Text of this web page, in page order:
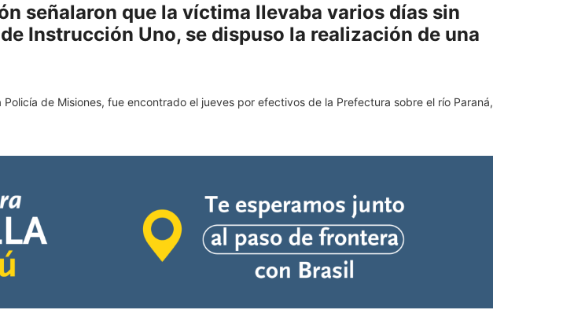
señalaron que la víctima llevaba varios días sin
Instrucción Uno, se dispuso la realización de una
de Misiones, fue encontrado el jueves por efectivos de la Prefectura sobre el río Paraná,